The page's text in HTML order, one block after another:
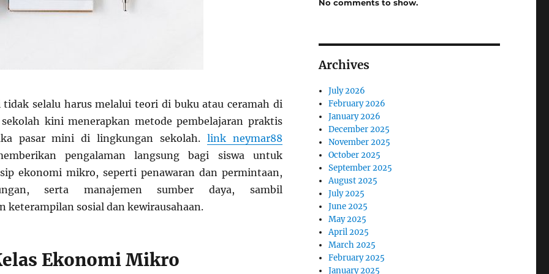
tidak selalu harus melalui teori di buku atau ceramah di
sekolah kini menerapkan metode pembelajaran praktis
pasar mini di lingkungan sekolah. link neymar88
pengalaman langsung bagi siswa untuk
ekonomi mikro, seperti penawaran dan permintaan,
serta manajemen sumber daya, sambil
keterampilan sosial dan kewirausahaan.
Ekonomi Mikro
No comments to show.
Archives
July 2026
February 2026
January 2026
December 2025
November 2025
October 2025
September 2025
August 2025
July 2025
June 2025
May 2025
April 2025
March 2025
February 2025
January 2025